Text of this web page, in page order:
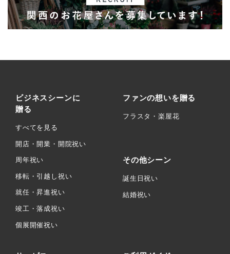
ビジネスシーンに
贈る
すべてを見る
開店・開業・開院祝い
周年祝い
移転・引越し祝い
就任・昇進祝い
竣工・落成祝い
個展開催祝い
ファンの想いを贈る
フラスタ・楽屋花
その他シーン
誕生日祝い
結婚祝い